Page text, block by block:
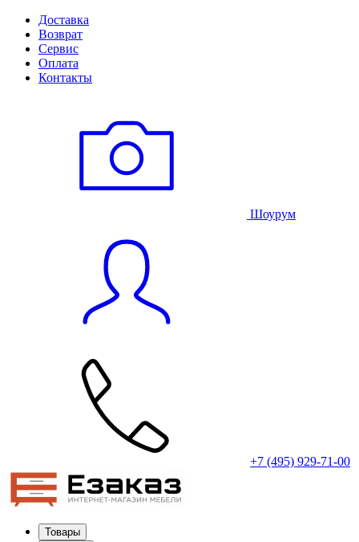
Доставка
Возврат
Сервис
Оплата
Контакты
Шоурум
+7 (495) 929-71-00
Товары